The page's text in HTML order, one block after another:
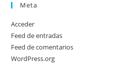
Meta
Acceder
Feed de entradas
Feed de comentarios
WordPress.org